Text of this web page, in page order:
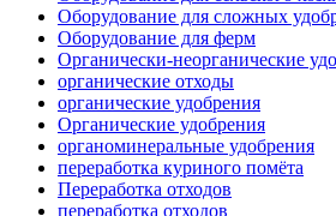
Оборудование для сложных
Оборудование для ферм
Органически-неорганические
органические отходы
органические удобрения
Органические удобрения
органоминеральные удобрения
переработка куриного помёта
Переработка отходов
переработка отходов